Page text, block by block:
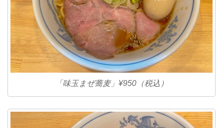
「味玉まぜ蕎麦」¥950（税込）